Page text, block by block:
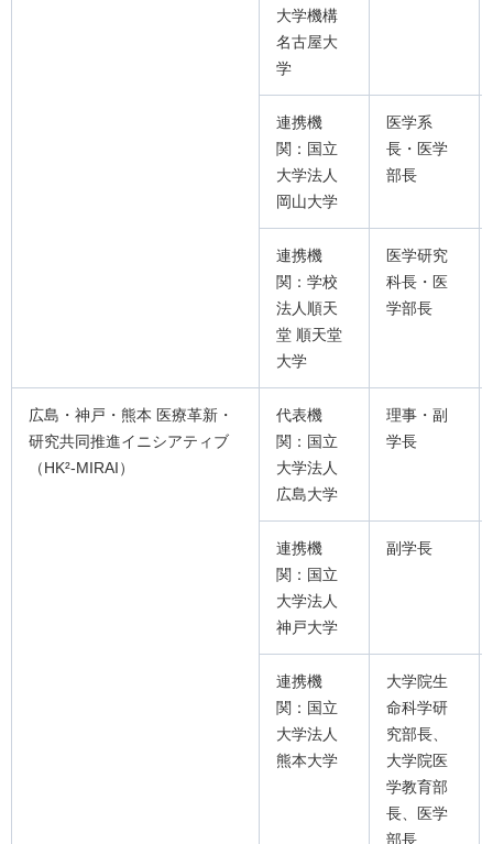
大学機構
名古屋大
学
連携機
関：国立
大学法人
岡山大学
医学系
長・医学
部長
連携機
関：学校
法人順天
堂 順天堂
大学
医学研究
科長・医
学部長
広島・神戸・熊本 医療革新・
研究共同推進イニシアティブ
（HK²-MIRAI）
代表機
関：国立
大学法人
広島大学
理事・副
学長
連携機
関：国立
大学法人
神戸大学
副学長
連携機
関：国立
大学法人
熊本大学
大学院生
命科学研
究部長、
大学院医
学教育部
長、医学
部長